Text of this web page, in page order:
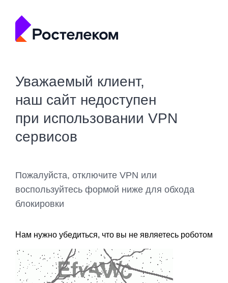
Уважаемый клиент,
наш сайт недоступен
при использовании VPN
сервисов
Пожалуйста, отключите VPN или
воспользуйтесь формой ниже для обхода
блокировки
Нам нужно убедиться, что вы не являетесь роботом